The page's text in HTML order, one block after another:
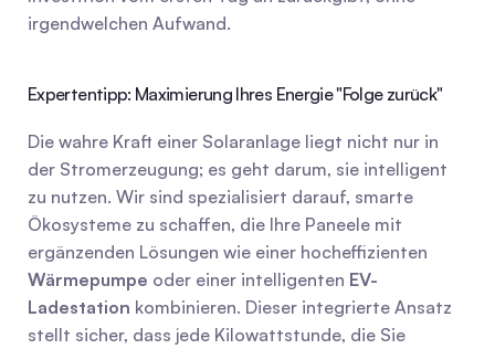
irgendwelchen Aufwand.
Expertentipp: Maximierung Ihres Energie "Folge zurück"
Die wahre Kraft einer Solaranlage liegt nicht nur in
der Stromerzeugung; es geht darum, sie intelligent
zu nutzen. Wir sind spezialisiert darauf, smarte
Ökosysteme zu schaffen, die Ihre Paneele mit
Wärmepumpe oder einer intelligenten EV-
Ladestation kombinieren. Dieser integrierte Ansatz
stellt sicher, dass jede Kilowattstunde, die Sie